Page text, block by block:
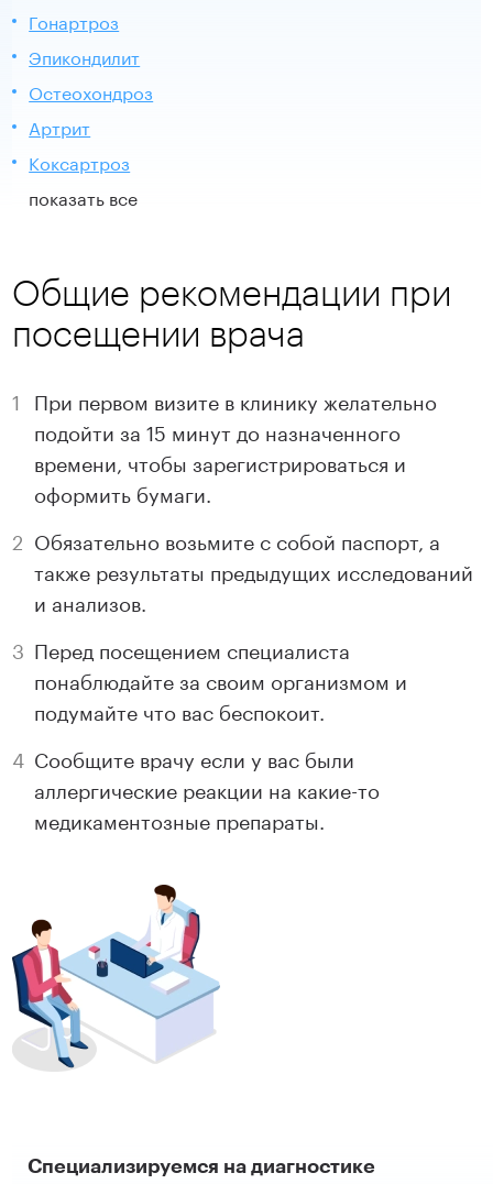
Гонартроз
Эпикондилит
Остеохондроз
Артрит
Коксартроз
показать все
Общие рекомендации при
посещении врача
При первом визите в клинику желательно
подойти за 15 минут до назначенного
времени, чтобы зарегистрироваться и
оформить бумаги.
Обязательно возьмите с собой паспорт, а
также результаты предыдущих исследований
и анализов.
Перед посещением специалиста
понаблюдайте за своим организмом и
подумайте что вас беспокоит.
Сообщите врачу если у вас были
аллергические реакции на какие-то
медикаментозные препараты.
Специализируемся на диагностике